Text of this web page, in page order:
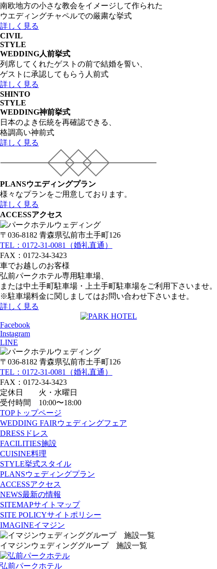
南欧地方の小さな教会をイメージして作られた
ウエディングチャペルでの厳粛な挙式
詳しく見る
CIVIL
STYLE
WEDDING人前挙式
列席してくれたゲストの前で結婚を誓い、
ゲストに承認してもらう人前式
詳しく見る
SHINTO
STYLE
WEDDING神前挙式
日本のよき伝統を再確認できる、
格調高い神前式
詳しく見る
PLANSウエディングプラン
様々なプランをご用意しております。
詳しく見る
ACCESSアクセス
〒036-8182 青森県弘前市土手町126
TEL：0172-31-0081（婚礼直通）
FAX：0172-34-3423
車でお越しのお客様
弘前パークホテル専用駐車場、
または中土手町駐車場・上土手町駐車場をご利用下さいませ。
※駐車場料金に関しましてはお問い合わせ下さいませ。
詳しく見る
Facebook
Instagram
LINE
〒036-8182 青森県弘前市土手町126
TEL：0172-31-0081（婚礼直通）
FAX：0172-34-3423
定休日 火・水曜日
受付時間 10:00〜18:00
TOP トップページ
WEDDING FAIR ウェディングフェア
DRESS ドレス
FACILITIES施設
CUISINE料理
STYLE挙式スタイル
PLANSウェディングプラン
ACCESSアクセス
NEWS最新の情報
SITEMAPサイトマップ
SITE POLICYサイトポリシー
IMAGINEイマジン
イマジンウェディンググループ 施設一覧
弘前パークホテル